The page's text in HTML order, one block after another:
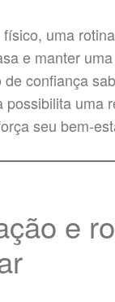
físico, uma
e manter
de confiança
possibilita uma
seu bem-
e